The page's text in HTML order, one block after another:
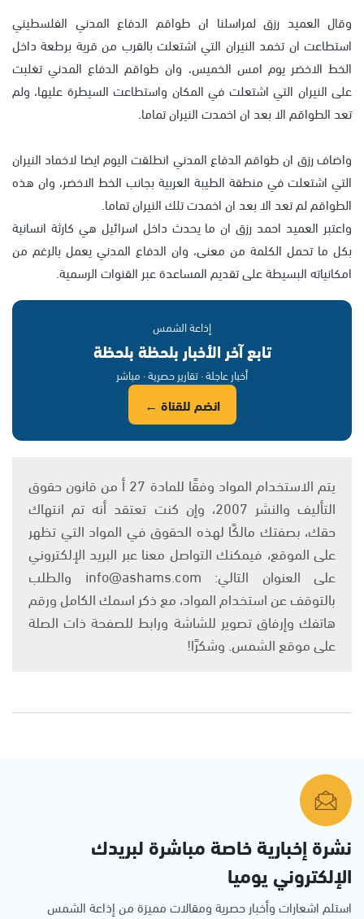
وقال العميد رزق لمراسلنا ان طواقم الدفاع المدني الفلسطيني
استطاعت ان تخمد النيران التي اشتعلت بالقرب من قرية برطعة داخل
الخط الاخضر يوم امس الخميس، وان طواقم الدفاع المدني تغلبت
على النيران التي اشتعلت في المكان واستطاعت السيطرة عليها، ولم
تعد الطواقم الا بعد ان اخمدت النيران تماما.
واضاف رزق ان طواقم الدفاع المدني انطلقت اليوم ايضا لاخماد النيران
التي اشتعلت في منطقة الطيبة العربية بجانب الخط الاخضر، وان هذه
الطواقم لم تعد الا بعد ان اخمدت تلك النيران تماما.
واعتبر العميد احمد رزق ان ما يحدث داخل اسرائيل هي كارثة انسانية
بكل ما تحمل الكلمة من معنى، وان الدفاع المدني يعمل بالرغم من
امكانياته البسيطة على تقديم المساعدة عبر القنوات الرسمية.
إذاعة الشمس
تابع آخر الأخبار بلحظة بلحظة
أخبار عاجلة · تقارير حصرية · مباشر
انضم للقناة ←
يتم الاستخدام المواد وفقًا للمادة 27 أ من قانون حقوق
التأليف والنشر 2007، وإن كنت تعتقد أنه تم انتهاك
حقك، بصفتك مالكًا لهذه الحقوق في المواد التي تظهر
على الموقع، فيمكنك التواصل معنا عبر البريد الإلكتروني
على العنوان التالي: info@ashams.com والطلب
بالتوقف عن استخدام المواد، مع ذكر اسمك الكامل ورقم
هاتفك وإرفاق تصوير للشاشة ورابط للصفحة ذات الصلة
على موقع الشمس. وشكرًا!
نشرة إخبارية خاصة مباشرة لبريدك
الإلكتروني يوميا
استلم اشعارات وأخبار حصرية ومقالات مميزة من إذاعة الشمس